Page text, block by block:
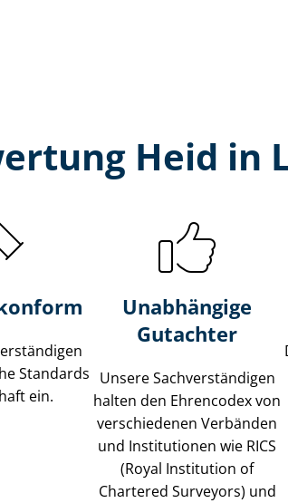
Heid in
Standards
ein.
Unabhängige
Gutachter
Unsere Sach­ver­stän­di­gen
halten den Ehrencodex von
verschiedenen Verbänden
und Institutionen wie RICS
(Royal Institution of
Chartered Surveyors) und